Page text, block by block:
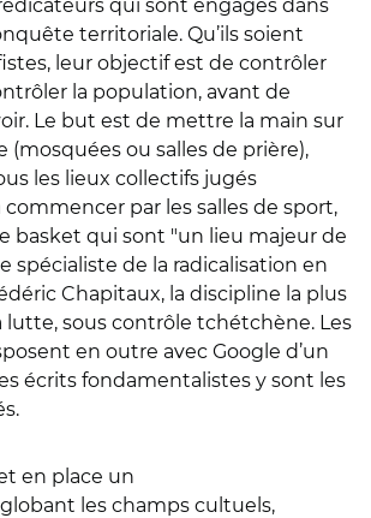
qui sont engagés dans
territoriale. Qu’ils soient
leur objectif est de contrôler
la population, avant de
Le but est de mettre la main sur
(mosquées ou salles de prière),
les lieux collectifs jugés
commencer par les salles de sport,
basket qui sont "un lieu majeur de
spécialiste de la radicalisation en
Chapitaux, la discipline la plus
lutte, sous contrôle tchétchène. Les
en outre avec Google d’un
écrits fondamentalistes y sont les
en place un
les champs cultuels,